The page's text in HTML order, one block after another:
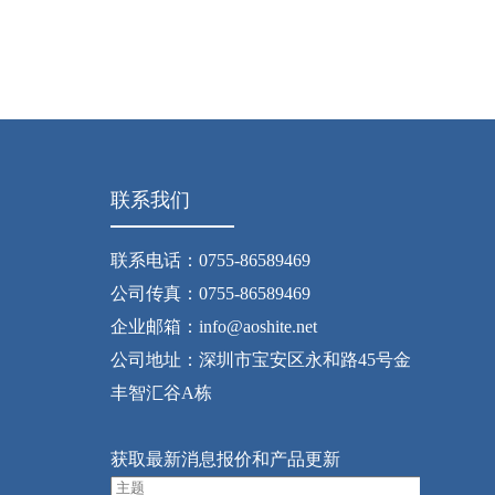
联系我们
联系电话：0755-86589469
公司传真：0755-86589469
企业邮箱：info@aoshite.net
公司地址：深圳市宝安区永和路45号金
丰智汇谷A栋
获取最新消息报价和产品更新